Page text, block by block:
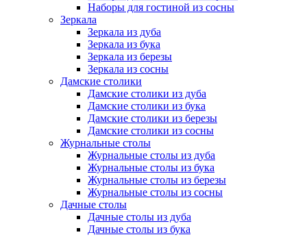
Наборы для гостиной из сосны
Зеркала
Зеркала из дуба
Зеркала из бука
Зеркала из березы
Зеркала из сосны
Дамские столики
Дамские столики из дуба
Дамские столики из бука
Дамские столики из березы
Дамские столики из сосны
Журнальные столы
Журнальные столы из дуба
Журнальные столы из бука
Журнальные столы из березы
Журнальные столы из сосны
Дачные столы
Дачные столы из дуба
Дачные столы из бука